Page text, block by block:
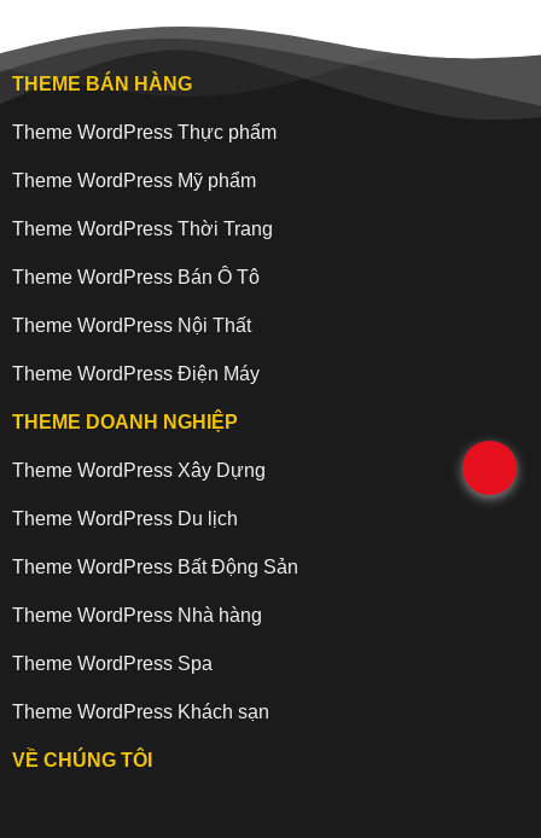
THEME BÁN HÀNG
Theme WordPress Thực phẩm
Theme WordPress Mỹ phẩm
Theme WordPress Thời Trang
Theme WordPress Bán Ô Tô
Theme WordPress Nội Thất
Theme WordPress Điện Máy
THEME DOANH NGHIỆP
Theme WordPress Xây Dựng
Theme WordPress Du lịch
Theme WordPress Bất Động Sản
Theme WordPress Nhà hàng
Theme WordPress Spa
Theme WordPress Khách sạn
VỀ CHÚNG TÔI